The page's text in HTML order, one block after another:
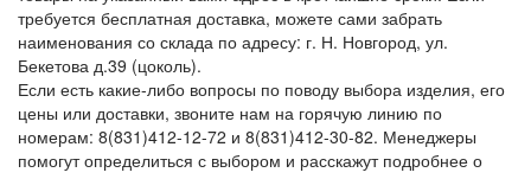
требуется бесплатная доставка, можете сами забрать
наименования со склада по адресу: г. Н. Новгород, ул.
Бекетова д.39 (цоколь).
Если есть какие-либо вопросы по поводу выбора изделия, его
цены или доставки, звоните нам на горячую линию по
номерам: 8(831)412-12-72 и 8(831)412-30-82. Менеджеры
помогут определиться с выбором и расскажут подробнее о